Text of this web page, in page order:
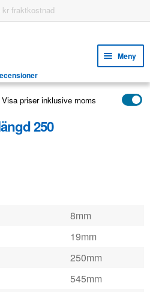
kr fraktkostnad
Meny
Visa priser inklusive moms
250
8mm
19mm
250mm
545mm